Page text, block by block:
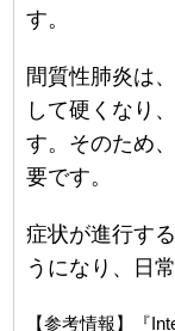
す。
間質性肺炎は
して硬くなり
す。そのため
要です。
症状が進行す
うになり、日
【参考情報】『